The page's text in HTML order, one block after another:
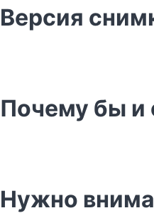
Версия
Почему бы и
Нужно